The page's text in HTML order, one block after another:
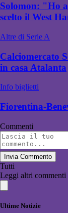
Solomon: "Ho
scelto il West
Altre di Serie A
Calciomercato
in casa Atalanta
Info biglietti
Fiorentina-
Commenti
Invia Commento
Tutti
Leggi altri commenti
Ultime Notizie